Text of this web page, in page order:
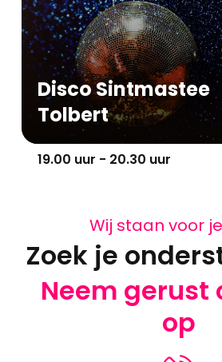
Disco Sintmastee
Tolbert
19.00 uur - 20.30 uur
Wij staan voor
Zoek je
Neem gerust
op